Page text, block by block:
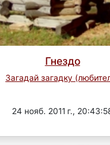
Гнездо
Загадай загадку
24 нояб. 2011 г.,